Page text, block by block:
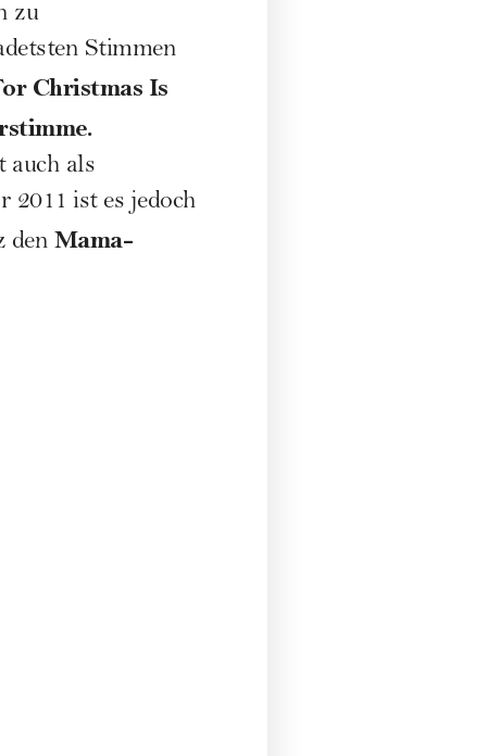
zu
Stimmen
Christmas Is
auch als
ist es jedoch
den Mama-